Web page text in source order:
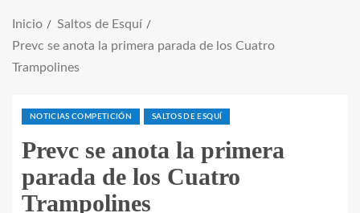
Inicio
Saltos de Esquí
Prevc se anota la primera parada de los Cuatro
Trampolines
NOTICIAS COMPETICIÓN SALTOS DE ESQUÍ
Prevc se anota la primera
parada de los Cuatro
Trampolines